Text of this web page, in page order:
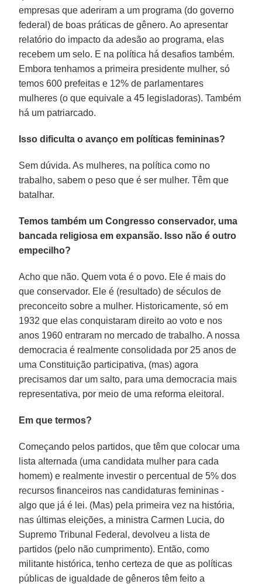
empresas que aderiram a um programa (do governo
federal) de boas práticas de gênero. Ao apresentar
relatório do impacto da adesão ao programa, elas
recebem um selo. E na política há desafios também.
Embora tenhamos a primeira presidente mulher, só
temos 600 prefeitas e 12% de parlamentares
mulheres (o que equivale a 45 legisladoras). Também
há um patriarcado.
Isso dificulta o avanço em políticas femininas?
Sem dúvida. As mulheres, na política como no
trabalho, sabem o peso que é ser mulher. Têm que
batalhar.
Temos também um Congresso conservador, uma
bancada religiosa em expansão. Isso não é outro
empecilho?
Acho que não. Quem vota é o povo. Ele é mais do
que conservador. Ele é (resultado) de séculos de
preconceito sobre a mulher. Historicamente, só em
1932 que elas conquistaram direito ao voto e nos
anos 1960 entraram no mercado de trabalho. A nossa
democracia é realmente consolidada por 25 anos de
uma Constituição participativa, (mas) agora
precisamos dar um salto, para uma democracia mais
representativa, por meio de uma reforma eleitoral.
Em que termos?
Começando pelos partidos, que têm que colocar uma
lista alternada (uma candidata mulher para cada
homem) e realmente investir o percentual de 5% dos
recursos financeiros nas candidaturas femininas -
algo que já é lei. (Mas) pela primeira vez na história,
nas últimas eleições, a ministra Carmen Lucia, do
Supremo Tribunal Federal, devolveu a lista de
partidos (pelo não cumprimento). Então, como
militante histórica, tenho certeza de que as políticas
públicas de igualdade de gêneros têm feito a